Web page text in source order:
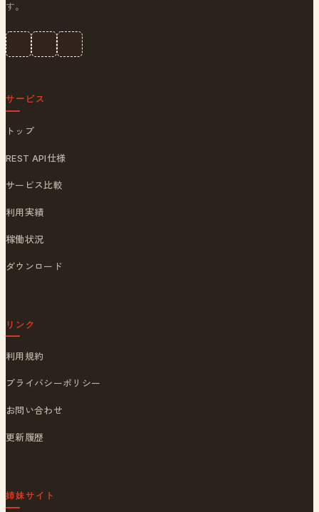
す。
サービス
トップ
REST API仕様
サービス比較
利用実績
稼働状況
ダウンロード
リンク
利用規約
プライバシーポリシー
お問い合わせ
更新履歴
姉妹サイト